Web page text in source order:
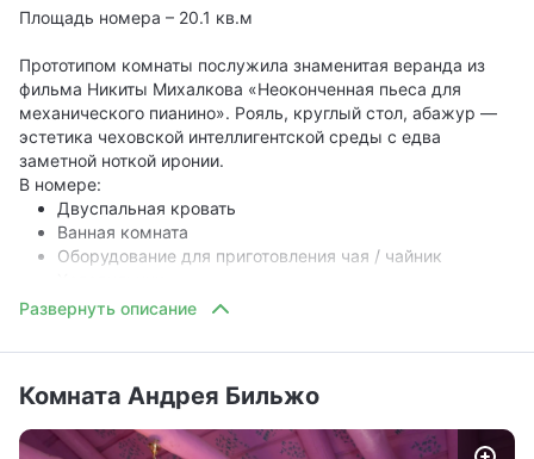
Площадь номера – 20.1 кв.м
Прототипом комнаты послужила знаменитая веранда из
фильма Никиты Михалкова «Неоконченная пьеса для
механического пианино». Рояль, круглый стол, абажур —
эстетика чеховской интеллигентской среды с едва
заметной ноткой иронии.
В номере:
Двуспальная кровать
Ванная комната
Оборудование для приготовления чая / чайник
Косметические принадлежности (шампунь, гель для
Фен
Комната Андрея Бильжо